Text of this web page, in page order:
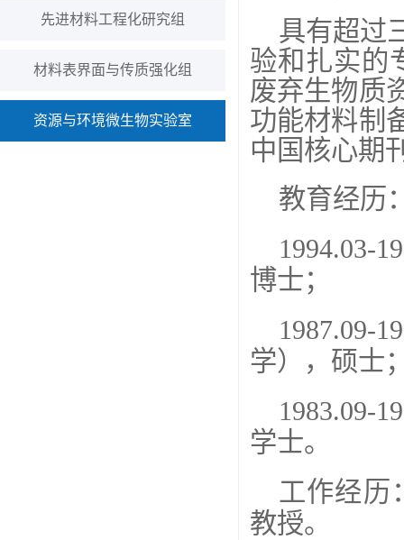
先进材料工程化研究组
材料表界面与传质强化组
资源与环境微生物实验室
具有超过
验和扎实的
废弃生物质
功能材料制
中国核心期
教育经历
1994.03-
博士；
1987.09-
学），硕士
1983.09-
学士。
工作经历
教授。